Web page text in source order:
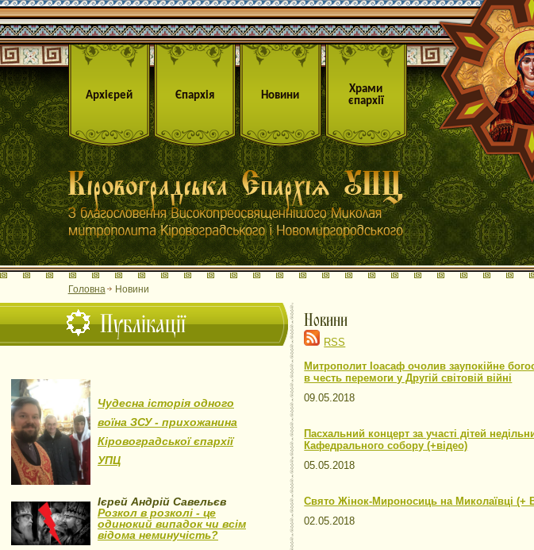
Архієрей Єпархія Новини
Храми
єпархії
Головна Новини
Публікації
Чудесна історія одного
воїна ЗСУ - прихожанина
Кіровоградської єпархії
УПЦ
Ієрей Андрій Савельєв
Розкол в розколі - це
одинокий випадок чи всім
відома неминучість?
Новини
RSS
Митрополит Іоасаф очолив заупокійне
в честь перемоги у Другій світовій війні
09.05.2018
Пасхальний концерт за участі дітей
Кафедрального собору (+відео)
05.05.2018
Свято Жінок-Мироносиць на Миколаївці (+
02.05.2018